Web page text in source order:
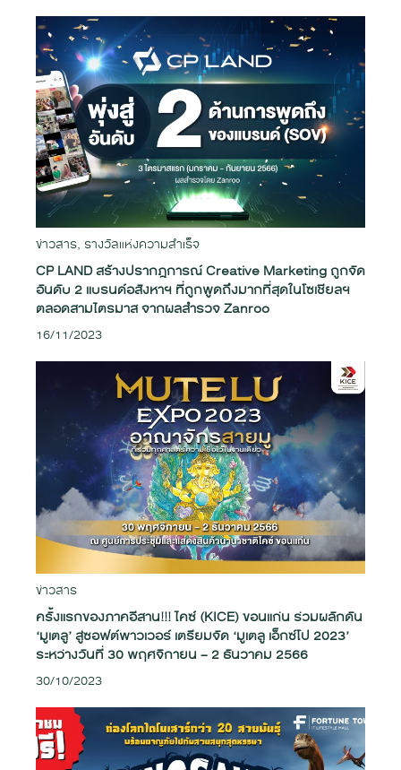
ข่าวสาร, รางวัลแห่งความสำเร็จ
CP LAND สร้างปรากฎการณ์ Creative Marketing ถูกจัด
อันดับ 2 แบรนด์อสังหาฯ ที่ถูกพูดถึงมากที่สุดในโซเชียลฯ
ตลอดสามไตรมาส จากผลสำรวจ Zanroo
16/11/2023
ข่าวสาร
ครั้งแรกของภาคอีสาน!!! ไคซ์ (KICE) ขอนแก่น ร่วมผลักดัน
‘มูเตลู’ สู่ซอฟต์พาวเวอร์ เตรียมจัด ‘มูเตลู เอ็กซ์โป 2023’
ระหว่างวันที่ 30 พฤศจิกายน – 2 ธันวาคม 2566
30/10/2023